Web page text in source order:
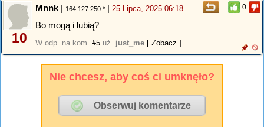
0
10
Mnnk | 164.127.250.* | 25 Lipca, 2025 06:18
Bo mogą i lubią?
W odp. na kom. #5 uż. just_me [ Zobacz ]
Nie chcesz, aby coś ci umknęło?